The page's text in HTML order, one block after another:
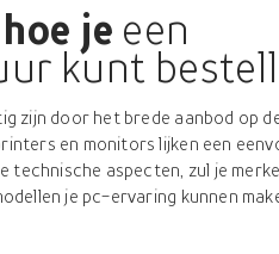
je een
kunt
zijn door het brede aanbod op
en monitors lijken een
technische aspecten, zul je
je pc-ervaring kunnen